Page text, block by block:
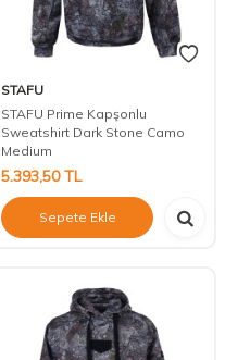
STAFU
STAFU Prime Kapşonlu
Sweatshirt Dark Stone Camo
Medium
5.393,50TL
Sepete Ekle